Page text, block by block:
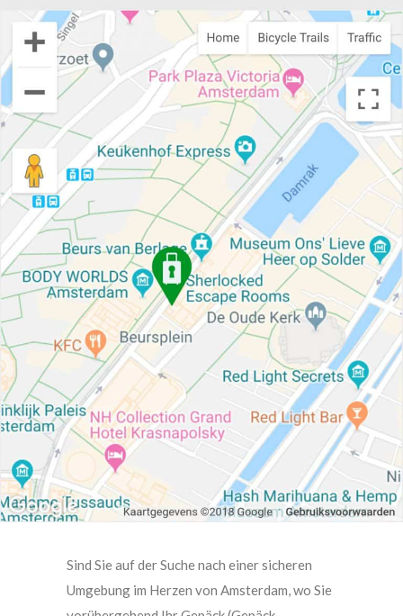
Sind Sie auf der Suche nach einer sicheren
Umgebung im Herzen von Amsterdam, wo Sie